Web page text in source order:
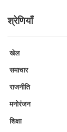
श्रेणियाँ
खेल
समाचार
राजनीति
मनोरंजन
शिक्षा